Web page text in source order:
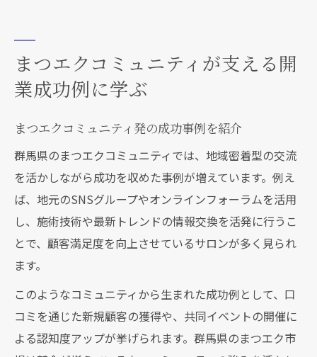
まつエクコミュニティが支える開
業成功例に学ぶ
まつエクコミュニティ発の成功事例を紹介
群馬県のまつエクコミュニティでは、地域密着型の交流
を活かしながら成功を収めた事例が増えています。例え
ば、地元のSNSグループやオンラインフォーラムを活用
し、施術技術や最新トレンドの情報交換を活発に行うこ
とで、顧客満足度を向上させているサロンが多く見られ
ます。
このようなコミュニティから生まれた成功例として、口
コミを通じた新規顧客の獲得や、共同イベントの開催に
よる認知度アップが挙げられます。群馬県のまつエク市